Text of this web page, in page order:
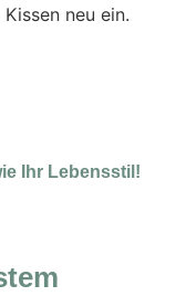
neu ein.
Ihr Lebensstil!